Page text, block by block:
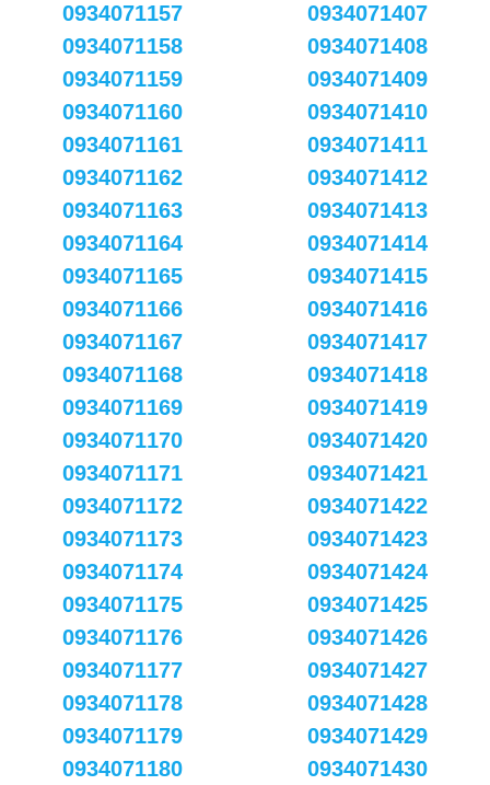
0934071157
0934071158
0934071159
0934071160
0934071161
0934071162
0934071163
0934071164
0934071165
0934071166
0934071167
0934071168
0934071169
0934071170
0934071171
0934071172
0934071173
0934071174
0934071175
0934071176
0934071177
0934071178
0934071179
0934071180
0934071407
0934071408
0934071409
0934071410
0934071411
0934071412
0934071413
0934071414
0934071415
0934071416
0934071417
0934071418
0934071419
0934071420
0934071421
0934071422
0934071423
0934071424
0934071425
0934071426
0934071427
0934071428
0934071429
0934071430